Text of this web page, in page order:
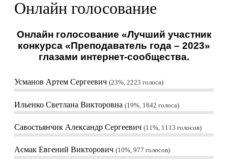
Онлайн голосование
Онлайн голосование «Лучший участник
конкурса «Преподаватель года – 2023»
глазами интернет-сообщества.
Усманов Артем Сергеевич 23%, 2223 голоса
Ильенко Светлана Викторовна 19%, 1842 голоса
Савостьянчик Александр Сергеевич 11%, 1113 голосов
Асмак Евгений Викторович 10%, 977 голосов